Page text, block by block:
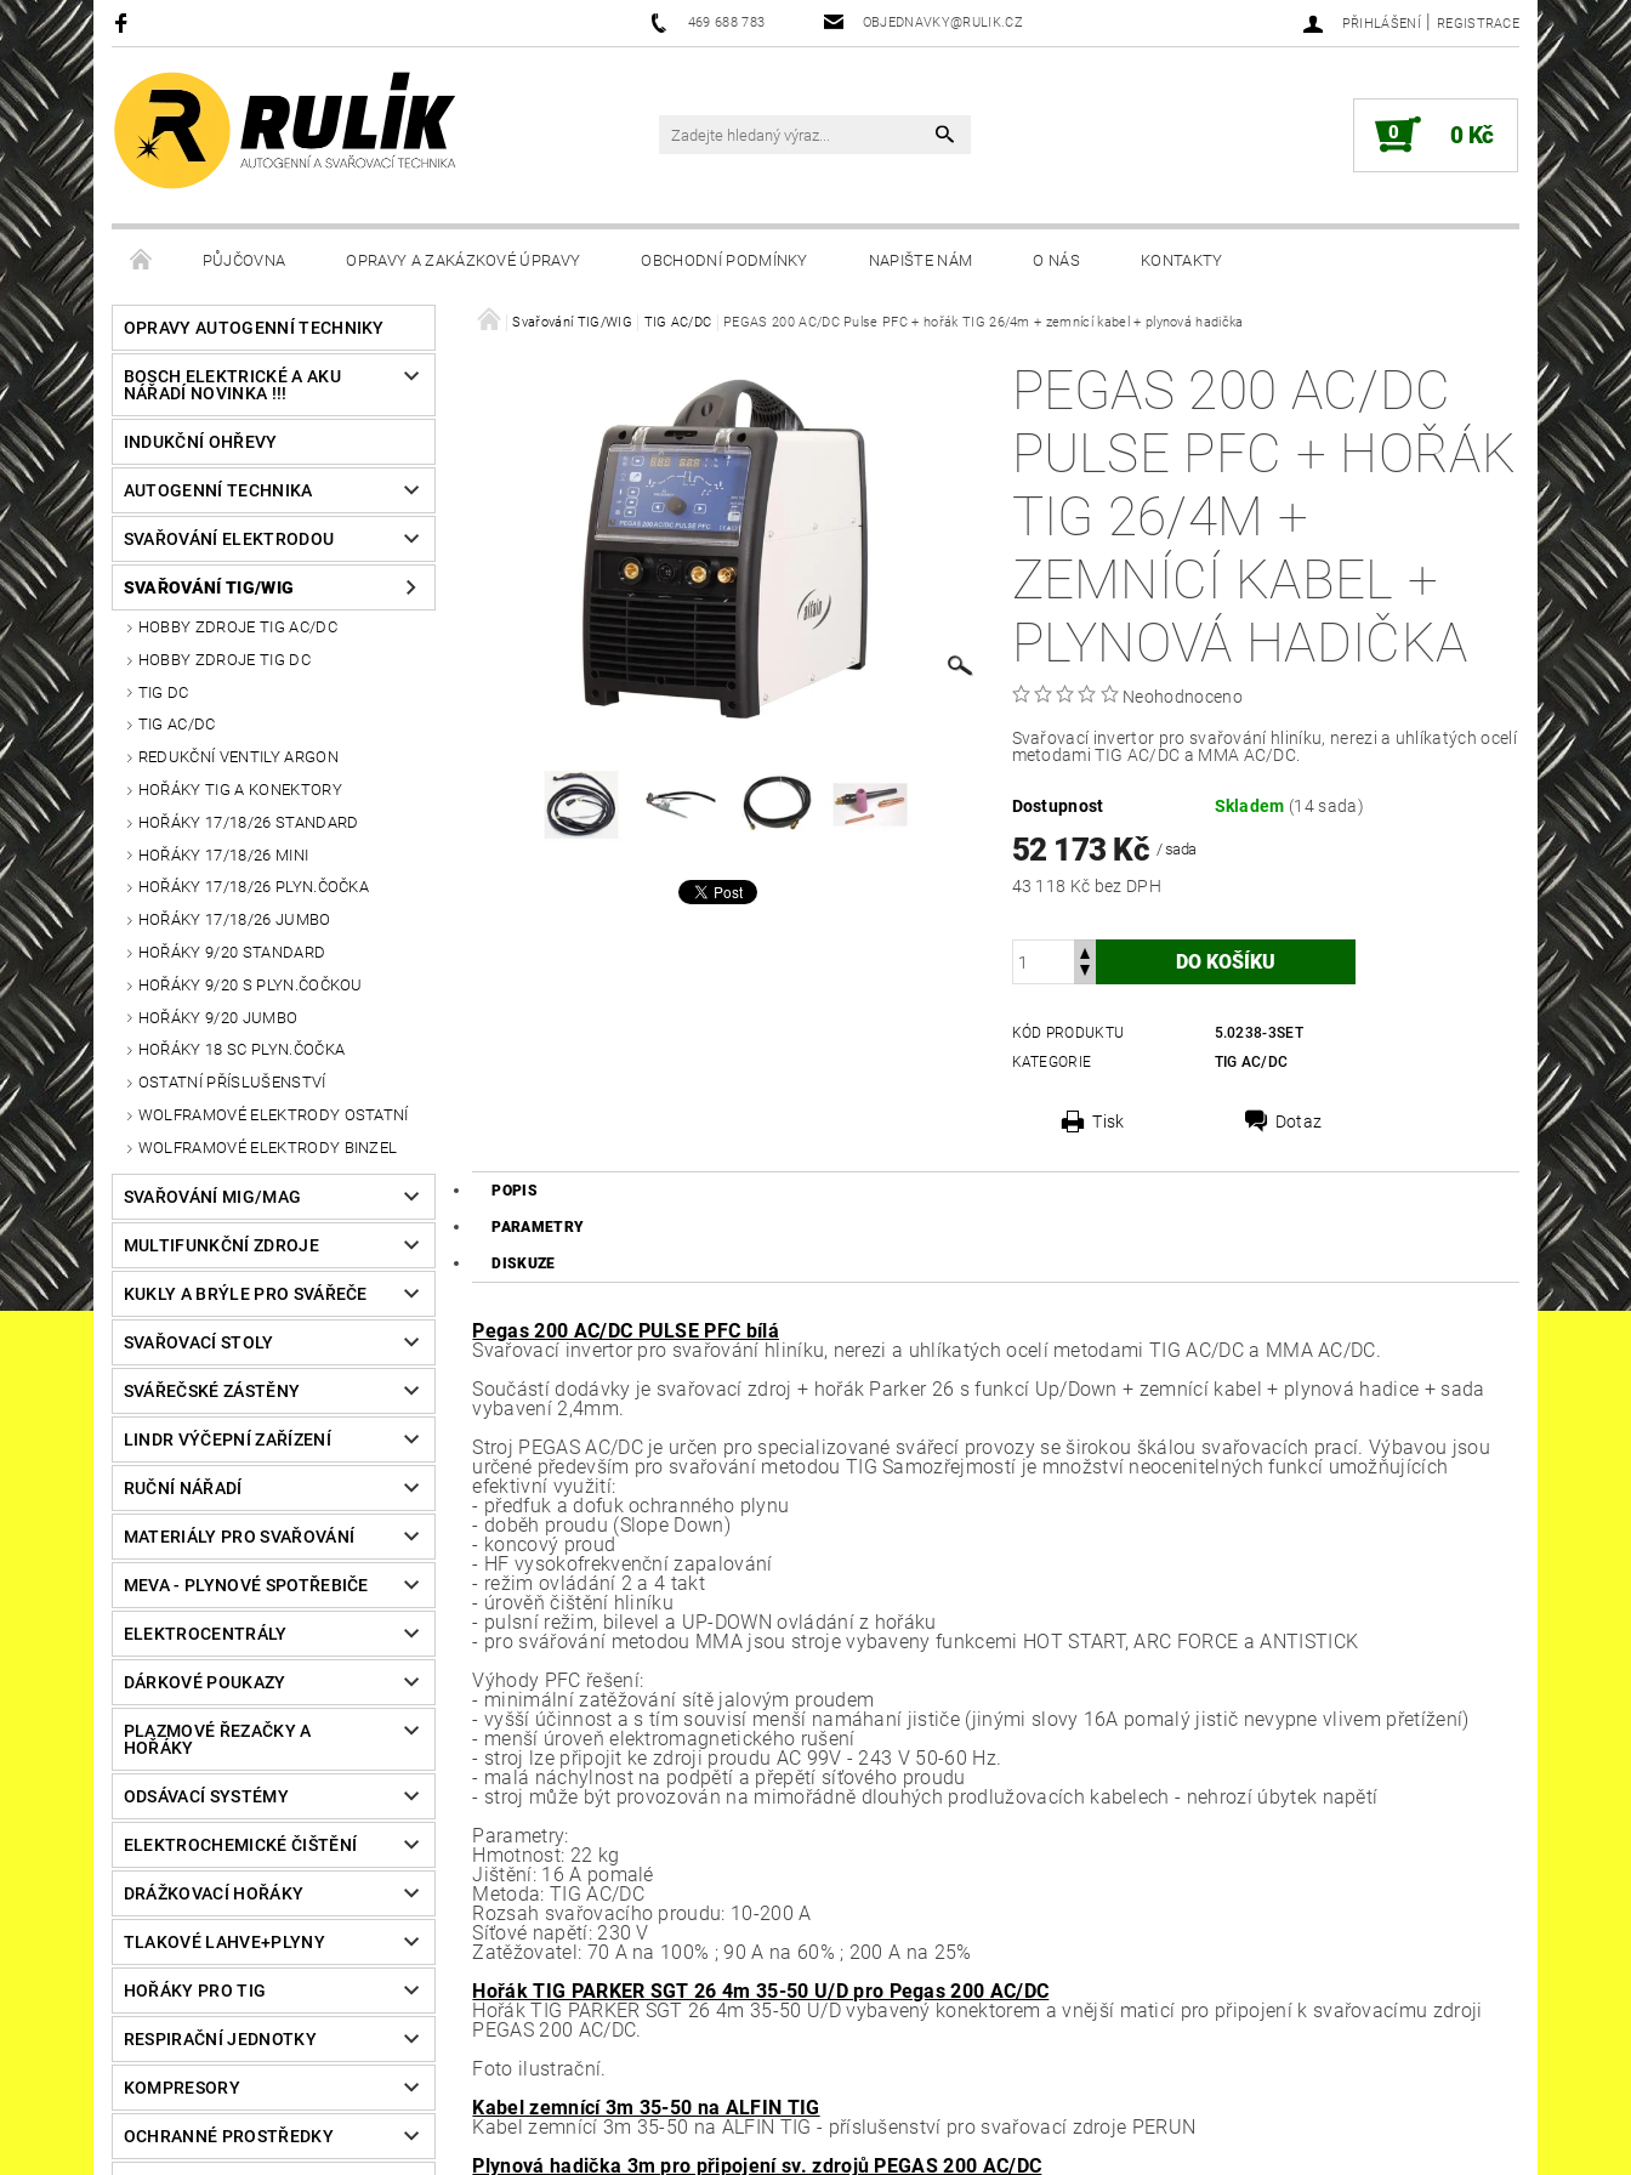
469 688 783 OBJEDNAVKY@RULIK.CZ PŘIHLÁŠENÍ | REGISTRACE
0 0 Kč
PŮJČOVNA OPRAVY A ZAKÁZKOVÉ ÚPRAVY OBCHODNÍ PODMÍNKY NAPIŠTE NÁM O NÁS KONTAKTY
OPRAVY AUTOGENNÍ TECHNIKY
BOSCH ELEKTRICKÉ A AKU
NÁŘADÍ NOVINKA !!!
INDUKČNÍ OHŘEVY
AUTOGENNÍ TECHNIKA
SVAŘOVÁNÍ ELEKTRODOU
SVAŘOVÁNÍ TIG/WIG
HOBBY ZDROJE TIG AC/DC
HOBBY ZDROJE TIG DC
TIG DC
TIG AC/DC
REDUKČNÍ VENTILY ARGON
HOŘÁKY TIG A KONEKTORY
HOŘÁKY 17/18/26 STANDARD
HOŘÁKY 17/18/26 MINI
HOŘÁKY 17/18/26 PLYN.ČOČKA
HOŘÁKY 17/18/26 JUMBO
HOŘÁKY 9/20 STANDARD
HOŘÁKY 9/20 S PLYN.ČOČKOU
HOŘÁKY 9/20 JUMBO
HOŘÁKY 18 SC PLYN.ČOČKA
OSTATNÍ PŘÍSLUŠENSTVÍ
WOLFRAMOVÉ ELEKTRODY OSTATNÍ
WOLFRAMOVÉ ELEKTRODY BINZEL
SVAŘOVÁNÍ MIG/MAG
MULTIFUNKČNÍ ZDROJE
KUKLY A BRÝLE PRO SVÁŘEČE
SVAŘOVACÍ STOLY
SVÁŘEČSKÉ ZÁSTĚNY
LINDR VÝČEPNÍ ZAŘÍZENÍ
RUČNÍ NÁŘADÍ
MATERIÁLY PRO SVAŘOVÁNÍ
MEVA - PLYNOVÉ SPOTŘEBIČE
ELEKTROCENTRÁLY
DÁRKOVÉ POUKAZY
PLAZMOVÉ ŘEZAČKY A
HOŘÁKY
ODSÁVACÍ SYSTÉMY
ELEKTROCHEMICKÉ ČIŠTĚNÍ
DRÁŽKOVACÍ HOŘÁKY
TLAKOVÉ LAHVE+PLYNY
HOŘÁKY PRO TIG
RESPIRAČNÍ JEDNOTKY
KOMPRESORY
OCHRANNÉ PROSTŘEDKY
Svařování TIG/WIG TIG AC/DC PEGAS 200 AC/DC Pulse PFC + hořák TIG 26/4m + zemnící kabel + plynová hadička
PEGAS 200 AC/DC
PULSE PFC + HOŘÁK
TIG 26/4M +
ZEMNÍCÍ KABEL +
PLYNOVÁ HADIČKA
Neohodnoceno
Svařovací invertor pro svařování hliníku, nerezi a uhlíkatých ocelí
metodami TIG AC/DC a MMA AC/DC.
Dostupnost Skladem (14 sada)
52 173 Kč / sada
43 118 Kč bez DPH
KÓD PRODUKTU
5.0238-3SET
KATEGORIE
TIG AC/DC
Tisk Dotaz
POPIS
PARAMETRY
DISKUZE
Pegas 200 AC/DC PULSE PFC bílá
Svařovací invertor pro svařování hliníku, nerezi a uhlíkatých ocelí metodami TIG AC/DC a MMA AC/DC.
Součástí dodávky je svařovací zdroj + hořák Parker 26 s funkcí Up/Down + zemnící kabel + plynová hadice + sada
vybavení 2,4mm.
Stroj PEGAS AC/DC je určen pro specializované svářecí provozy se širokou škálou svařovacích prací. Výbavou jsou
určené především pro svařování metodou TIG Samozřejmostí je množství neocenitelných funkcí umožňujících
efektivní využití:
- předfuk a dofuk ochranného plynu
- doběh proudu (Slope Down)
- koncový proud
- HF vysokofrekvenční zapalování
- režim ovládání 2 a 4 takt
- úrověň čištění hliníku
- pulsní režim, bilevel a UP-DOWN ovládání z hořáku
- pro svářování metodou MMA jsou stroje vybaveny funkcemi HOT START, ARC FORCE a ANTISTICK
Výhody PFC řešení:
- minimální zatěžování sítě jalovým proudem
- vyšší účinnost a s tím souvisí menší namáhaní jističe (jinými slovy 16A pomalý jistič nevypne vlivem přetížení)
- menší úroveň elektromagnetického rušení
- stroj lze připojit ke zdroji proudu AC 99V - 243 V 50-60 Hz.
- malá náchylnost na podpětí a přepětí síťového proudu
- stroj může být provozován na mimořádně dlouhých prodlužovacích kabelech - nehrozí úbytek napětí
Parametry:
Hmotnost: 22 kg
Jištění: 16 A pomalé
Metoda: TIG AC/DC
Rozsah svařovacího proudu: 10-200 A
Síťové napětí: 230 V
Zatěžovatel: 70 A na 100% ; 90 A na 60% ; 200 A na 25%
Hořák TIG PARKER SGT 26 4m 35-50 U/D pro Pegas 200 AC/DC
Hořák TIG PARKER SGT 26 4m 35-50 U/D vybavený konektorem a vnější maticí pro připojení k svařovacímu zdroji
PEGAS 200 AC/DC.
Foto ilustrační.
Kabel zemnící 3m 35-50 na ALFIN TIG
Kabel zemnící 3m 35-50 na ALFIN TIG - příslušenství pro svařovací zdroje PERUN
Plynová hadička 3m pro připojení sv. zdrojů PEGAS 200 AC/DC